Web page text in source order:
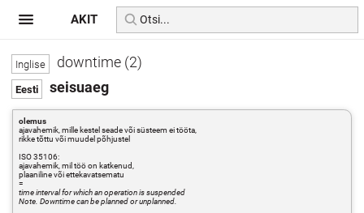
downtime (2)
seisuaeg
olemus
ajavahemik, mille kestel seade või süsteem ei tööta,
rikke tõttu või muudel põhjustel
ISO 35106:
ajavahemik, mil töö on katkenud,
plaaniline või ettekavatsematu
=
time interval for which an operation is suspended
Note. Downtime can be planned or unplanned.
AKIT